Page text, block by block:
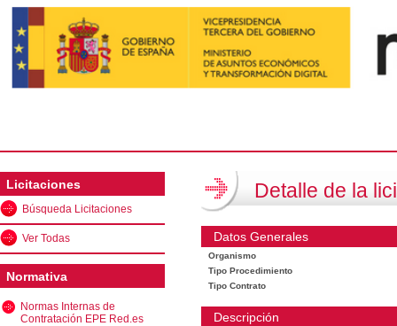
Licitaciones
Búsqueda Licitaciones
Ver Todas
Normativa
Normas Internas de
Contratación EPE Red.es
Detalle de la
Datos Generales
Organismo
Tipo Procedimiento
Tipo Contrato
Descripción